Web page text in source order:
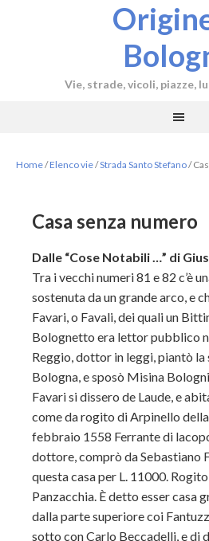
Vie, strade, vicoli, piazze,
Home/Elenco vie/Strada Santo Stefano/
Casa senza numero
Dalle “Cose Notabili …” di
Tra i vecchi numeri 81 e 82 c’è
sostenuta da un grande arco, e
Favari, o Favali, dei quali un
Bolognetto era lettor pubblico
Reggio, dottor in leggi, piantò la
Bologna, e sposò Misina
Favari si dissero de Laude, e
come da rogito di Arpinello
febbraio 1558 Ferrante di
dottore, comprò da Sebastiano
questa casa per L. 11000.
Panzacchia. È detto esser casa
dalla parte superiore coi
sotto con Carlo Beccadelli, e di